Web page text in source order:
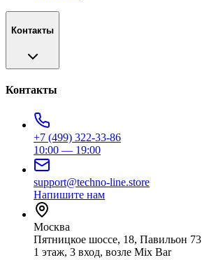
Контакты
Контакты
+7 (499) 322-33-86
10:00 — 19:00
support@techno-line.store
Напишите нам
Москва
Пятницкое шоссе, 18, Павильон 73
1 этаж, 3 вход, возле Mix Bar